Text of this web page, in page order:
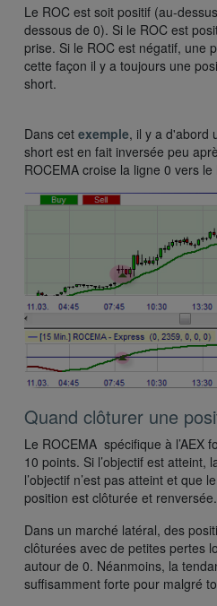
Le ROC est soit positif (au-
dessous de 0). Si le ROC est
prise. Si le ROC est négatif, une
cette façon il y a toujours une
short.
Dans cet exemple, il y a d'abord
short est en fait inversée peu
ROCEMA croise la ligne 0 vers le
Quand clôturer une
Le ROCEMA spécifique à l’AEX
10 points. Si l’objectif est atteint,
l’objectif n’est pas atteint et que
position est clôturée et
Dans un marché latéral, des
clôturées avec de petites pertes
autour de 0. Néanmoins, la
suffisamment forte pour malgré